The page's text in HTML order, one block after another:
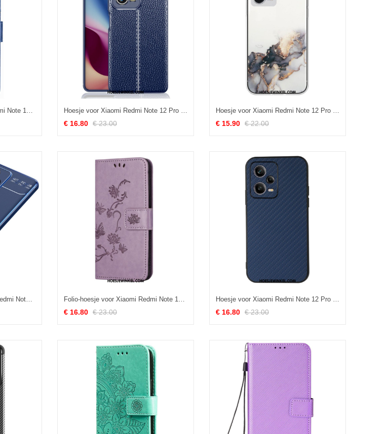
Folio-hoesje voor Xiaomi Redmi Note 12 Pro Uitstekend Ontwerp Hoesje voor Xiaomi Redmi Note 12 Pro Dubbellijnig Litchi-leereffect
€ 16.80 € 23.00
Hoesje voor Xiaomi Redmi Note 12 Pro Discreet Marmer
€ 15.90 € 22.00
Telefoonhoesje voor Xiaomi Redmi Note 12 Pro Roterende Ring Folio-hoesje voor Xiaomi Redmi Note 12 Pro Met Ketting Strakke Bloemen
€ 16.80 € 23.00
Hoesje voor Xiaomi Redmi Note 12 Pro Klassieke Koolstofvezel
€ 16.80 € 23.00